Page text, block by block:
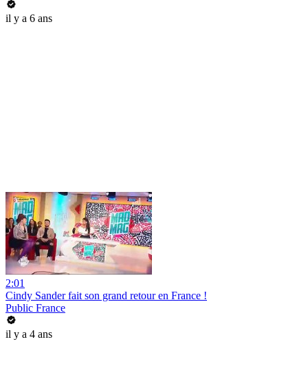
il y a 6 ans
2:01
Cindy Sander fait son grand retour en France !
Public France
il y a 4 ans